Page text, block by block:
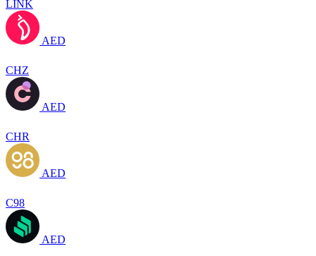
LINK
AED
CHZ
AED
CHR
AED
C98
AED